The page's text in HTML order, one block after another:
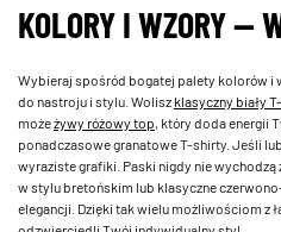
KOLORY I WZORY —
Wybieraj spośród bogatej palety kolorów i
do nastroju i stylu. Woliszklasyczny biały
możeżywy różowy top, który doda energii
ponadczasowe granatowe T-shirty. Jeśli
wyraziste grafiki. Paski nigdy nie
w stylu bretońskim lub klasyczne
elegancji. Dzięki tak wielu możliwościom z